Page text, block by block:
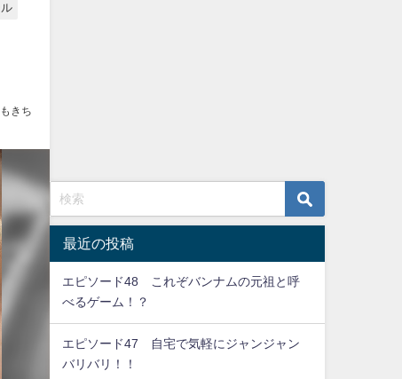
きち
最近の投稿
エピソード48 これぞバンナムの元祖と呼
べるゲーム！？
エピソード47 自宅で気軽にジャンジャン
バリバリ！！